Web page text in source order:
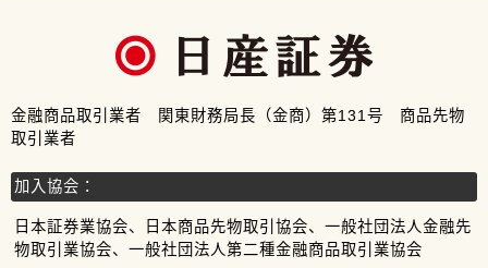
金融商品取引業者 関東財務局長（金商）第131号 商品先物
取引業者
加入協会：
日本証券業協会、日本商品先物取引協会、一般社団法人金融先
物取引業協会、一般社団法人第二種金融商品取引業協会